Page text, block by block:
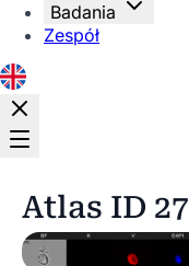
Badania
Zespół
Atlas ID 27